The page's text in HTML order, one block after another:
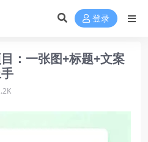
登录
：一张图+标题+文案